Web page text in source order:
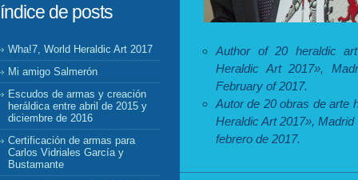
índice de posts
Wha!7, World Heraldic Art 2017
Mi amigo Salmerón
Escudos de armas y creación
heráldica entre abril de 2015 y
diciembre de 2016
Certificación de armas para
Carlos Vidriales García y
Bustamante
Author of 20 heraldic
Heraldic Art 2017»,
February of 2017.
Autor de 20 obras de arte
Heraldic Art 2017»,
febrero de 2017.